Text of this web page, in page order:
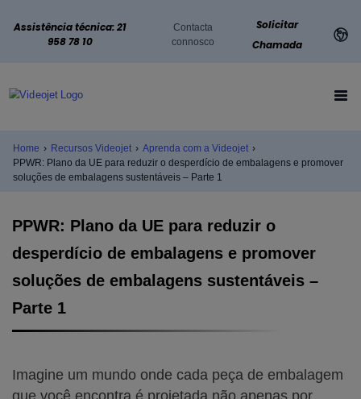
Assistência técnica: 21
958 78 10
Contacta
connosco
Solicitar
Chamada
Home › Recursos Videojet › Aprenda com a Videojet ›
PPWR: Plano da UE para reduzir o desperdício de embalagens e promover
soluções de embalagens sustentáveis – Parte 1
PPWR: Plano da UE para reduzir o
desperdício de embalagens e promover
soluções de embalagens sustentáveis –
Parte 1
Imagine um mundo onde cada peça de embalagem
que você encontra é projetada não apenas por